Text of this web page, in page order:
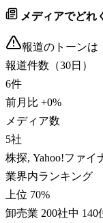
メディアでどれ
報道のトーンは
報道件数（30日）
6件
前月比 +0%
メディア数
5社
株探, Yahoo!ファ
業界内ランキング
上位 70%
卸売業 200社中 140